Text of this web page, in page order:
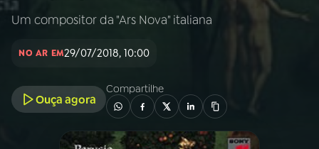
Início AO VIVO
02A RÁDIO
Um compositor da "Ars Nova" italiana
NO AR EM29/07/2018, 10:00
Ouça agora
Compartilhe